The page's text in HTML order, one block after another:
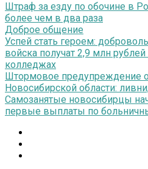
Штраф за езду по обочине в
более чем в два раза
Доброе общение
Успей стать героем:
войска получат 2,9 млн
колледжах
Штормовое предупреждение
Новосибирской области:
Самозанятые новосибирцы
первые выплаты по